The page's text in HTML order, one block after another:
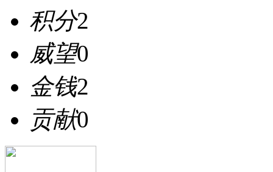
积分2
威望0
金钱2
贡献0